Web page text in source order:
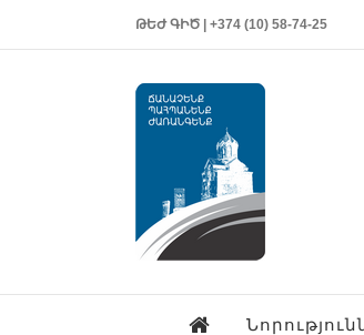
ԹԵԺ ԳԻԾ | +374 (10) 58-74-25